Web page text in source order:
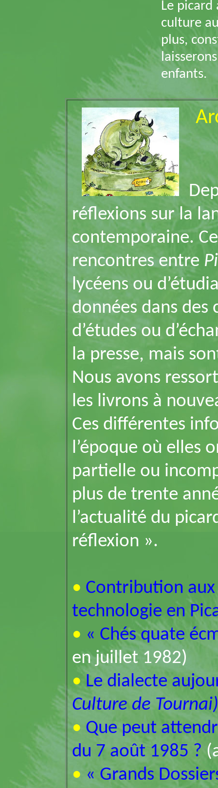
Le picard
culture
plus,
enfants.
réflexions sur la
contemporaine.
rencontres entre
lycéens ou
données dans
d’études ou
la presse, mais
Nous avons
les livrons à
Ces différentes
l’époque où elles
partielle ou
plus de trente
l’actualité du
réflexion ».
• Contribution aux
technologie en
• « Chés quate
en juillet 1982)
• Le dialecte
Culture de Tournai)
• Que peut
du 7 août 1985 ?
• « Grands